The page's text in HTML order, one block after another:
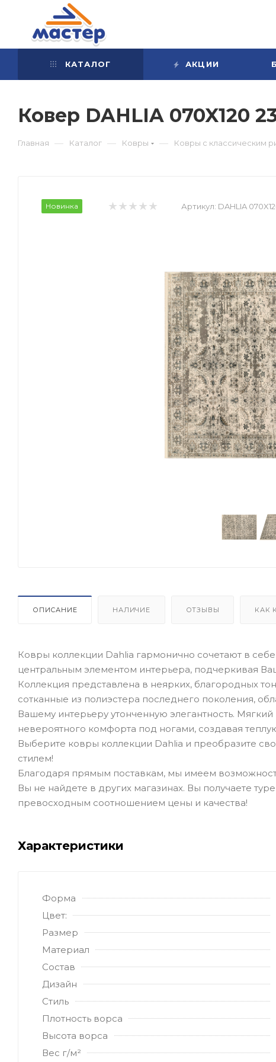
КАТАЛОГ АКЦИИ
Ковер DAHLIA 070X120
Главная — Каталог — Ковры — Ковры с классическим
Новинка Артикул: DAHLIA
ОПИСАНИЕ НАЛИЧИЕ ОТЗЫВЫ КАК
Ковры коллекции Dahlia гармонично сочетают в
центральным элементом интерьера, подчеркивая
Коллекция представлена в неярких, благородных
сотканные из полиэстера последнего поколения,
Вашему интерьеру утонченную элегантность.
невероятного комфорта под ногами, создавая
Выберите ковры коллекции Dahlia и преобразите
стилем!
Благодаря прямым поставкам, мы имеем
Вы не найдете в других магазинах. Вы получаете
превосходным соотношением цены и качества!
Характеристики
Форма
Цвет:
Размер
Материал
Состав
Дизайн
Стиль
Плотность ворса
Высота ворса
Вес г/м²